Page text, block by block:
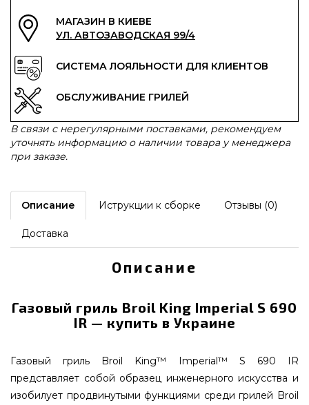
МАГАЗИН В КИЕВЕ
УЛ. АВТОЗАВОДСКАЯ 99/4
СИСТЕМА ЛОЯЛЬНОСТИ ДЛЯ КЛИЕНТОВ
ОБСЛУЖИВАНИЕ ГРИЛЕЙ
В связи с нерегулярными поставками, рекомендуем
уточнять информацию о наличии товара у менеджера
при заказе.
Описание Иструкции к сборке Отзывы (0)
Доставка
Описание
Газовый гриль Broil King Imperial S 690
IR — купить в Украине
Газовый гриль Broil King™ Imperial™ S 690 IR
представляет собой образец инженерного искусства и
изобилует продвинутыми функциями среди грилей Broil